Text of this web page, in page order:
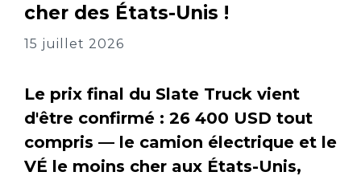
cher des États-Unis !
15 juillet 2026
Le prix final du Slate Truck vient
d'être confirmé : 26 400 USD tout
compris — le camion électrique et le
VÉ le moins cher aux États-Unis,